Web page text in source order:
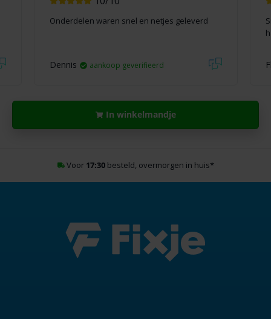
Onderdelen waren snel en netjes geleverd
Dennis aankoop geverifieerd
In winkelmandje
Voor 17:30besteld, overmorgen in huis*